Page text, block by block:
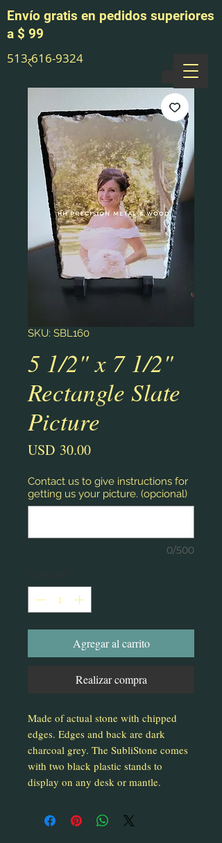
513-616-9324
Envío gratis en pedidos superiores
a $ 99
SKU: SBL160
5 1/2" x 7 1/2"
Rectangle Slate
Picture
USD 30.00Precio
Contact us to give instructions for
getting us your picture. (opcional)
0/500
Agregar al carrito
Realizar compra
Made of actual stone with chipped
edges. Edges and back are dark
charcoal grey. The SubliStone comes
with two black plastic stands to
display on any desk or mantle.